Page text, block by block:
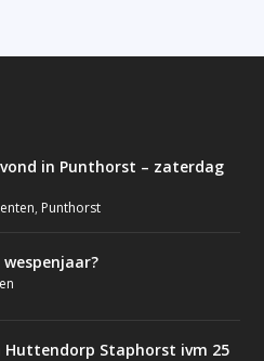
in Punthorst – zaterdag
, Punthorst
wespenjaar?
Staphorst ivm 25